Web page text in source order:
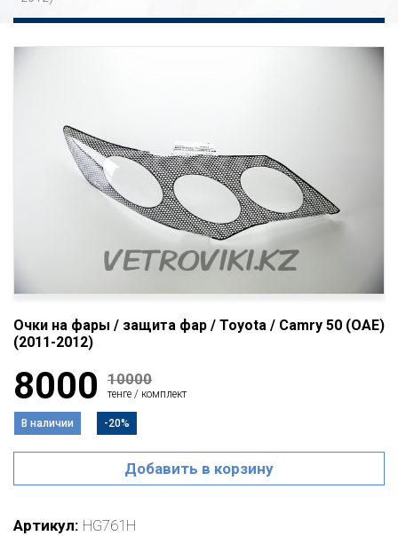
Очки на фары / защита фар / Toyota / Camry 50 (OAE)
(2011-2012)
8000 10000
тенге / комплект
В наличии -20%
Добавить в корзину
Артикул HG761H